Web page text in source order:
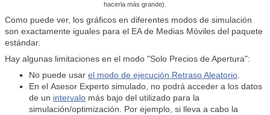
hacerla más grande).
Como puede ver, los gráficos en diferentes modos de simulación
son exactamente iguales para el EA de Medias Móviles del paquete
estándar.
Hay algunas limitaciones en el modo "Solo Precios de Apertura":
No puede usar el modo de ejecución Retraso Aleatorio
En el Asesor Experto simulado, no podrá acceder a los datos
de un intervalo más bajo del utilizado para la
simulación/optimización. Por ejemplo, si lleva a cabo la